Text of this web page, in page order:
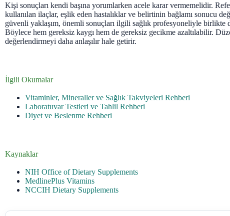
Kişi sonuçları kendi başına yorumlarken acele karar vermemelidir.
kullanılan ilaçlar, eşlik eden hastalıklar ve belirtinin bağlamı sonucu
güvenli yaklaşım, önemli sonuçları ilgili sağlık profesyoneliyle birlikte
Böylece hem gereksiz kaygı hem de gereksiz gecikme azaltılabilir.
değerlendirmeyi daha anlaşılır hale getirir.
İlgili Okumalar
Vitaminler, Mineraller ve Sağlık Takviyeleri Rehberi
Laboratuvar Testleri ve Tahlil Rehberi
Diyet ve Beslenme Rehberi
Kaynaklar
NIH Office of Dietary Supplements
MedlinePlus Vitamins
NCCIH Dietary Supplements